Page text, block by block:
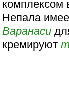
комплексом
Непала
Варанаси
кремируют